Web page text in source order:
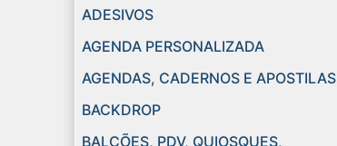
ADESIVOS
AGENDA PERSONALIZADA
AGENDAS, CADERNOS E APOSTILAS
BACKDROP
BALCÕES, PDV, QUIOSQUES,